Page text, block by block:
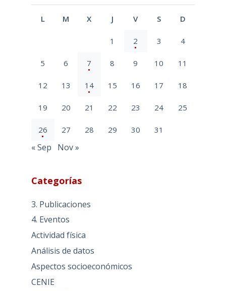
L M X J V S D
1 2 3 4
5 6 7 8 9 10 11
12 13 14 15 16 17 18
19 20 21 22 23 24 25
26 27 28 29 30 31
« Sep Nov »
Categorías
3. Publicaciones
4. Eventos
Actividad física
Análisis de datos
Aspectos socioeconómicos
CENIE